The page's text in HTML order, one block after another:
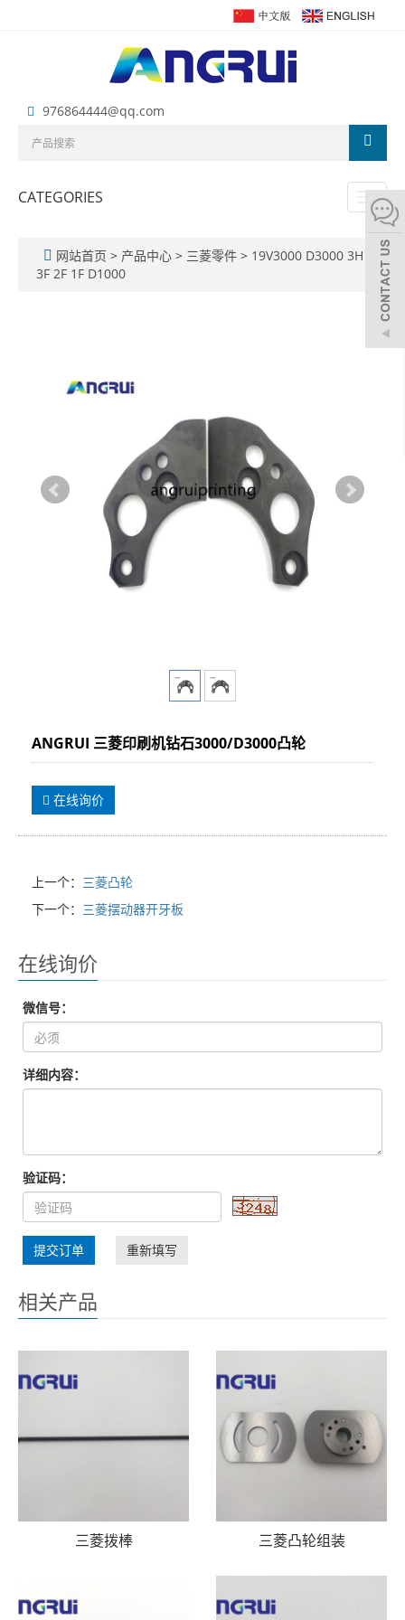
976864444@qq.com
Toggle
CATEGORIES
网站首页 > 产品中心 > 三菱零件 > 19V3000 D3000 3H
3F 2F 1F D1000
ANGRUI 三菱印刷机钻石3000/D3000凸轮
在线询价
上一个： 三菱凸轮
下一个： 三菱摆动器开牙板
在线询价
微信号：
详细内容：
验证码：
提交订单 重新填写
相关产品
三菱拨棒 三菱凸轮组装